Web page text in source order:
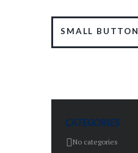
SMALL BUTTON
CATEGORIES
No categories